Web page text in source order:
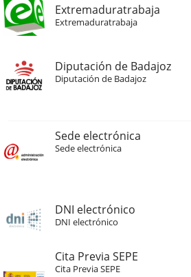
Extremaduratrabaja
Extremaduratrabaja
Diputación de Badajoz
Diputación de Badajoz
Sede electrónica
Sede electrónica
DNI electrónico
DNI electrónico
Cita Previa SEPE
Cita Previa SEPE